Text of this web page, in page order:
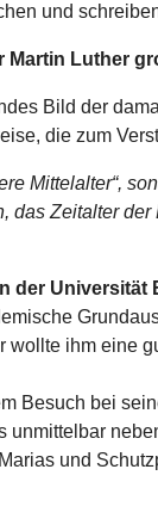
und
Martin Luther
Bild der
die zum
Mittelalter“,
das Zeitalter
der Universität
wollte ihm eine
Besuch bei
unmittelbar
und